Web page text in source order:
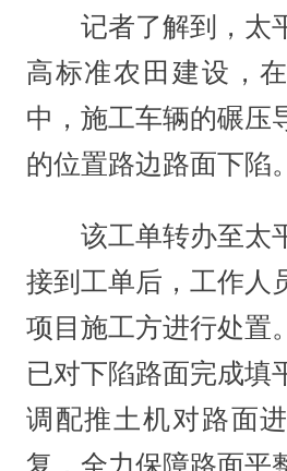
记者了解到，太
高标准农田建设，
中，施工车辆的碾压
的位置路边路面下陷。
该工单转办至太平
接到工单后，工作人
项目施工方进行处置
已对下陷路面完成填
调配推土机对路面